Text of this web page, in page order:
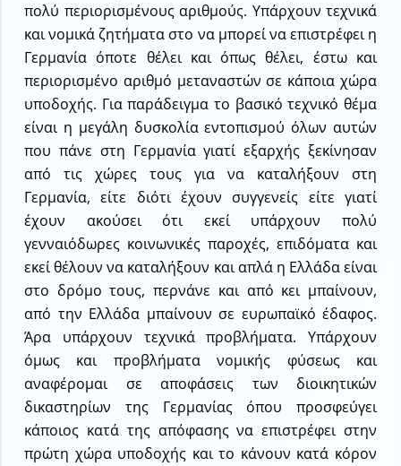
πολύ περιορισμένους αριθμούς. Υπάρχουν τεχνικά
και νομικά ζητήματα στο να μπορεί να επιστρέφει η
Γερμανία όποτε θέλει και όπως θέλει, έστω και
περιορισμένο αριθμό μεταναστών σε κάποια χώρα
υποδοχής. Για παράδειγμα το βασικό τεχνικό θέμα
είναι η μεγάλη δυσκολία εντοπισμού όλων αυτών
που πάνε στη Γερμανία γιατί εξαρχής ξεκίνησαν
από τις χώρες τους για να καταλήξουν στη
Γερμανία, είτε διότι έχουν συγγενείς είτε γιατί
έχουν ακούσει ότι εκεί υπάρχουν πολύ
γενναιόδωρες κοινωνικές παροχές, επιδόματα και
εκεί θέλουν να καταλήξουν και απλά η Ελλάδα είναι
στο δρόμο τους, περνάνε και από κει μπαίνουν,
από την Ελλάδα μπαίνουν σε ευρωπαϊκό έδαφος.
Άρα υπάρχουν τεχνικά προβλήματα. Υπάρχουν
όμως και προβλήματα νομικής φύσεως και
αναφέρομαι σε αποφάσεις των διοικητικών
δικαστηρίων της Γερμανίας όπου προσφεύγει
κάποιος κατά της απόφασης να επιστρέφει στην
πρώτη χώρα υποδοχής και το κάνουν κατά κόρον